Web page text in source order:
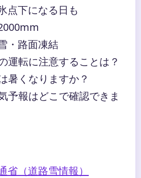
点下になる日も
・路面凍結
運転に注意することは？
暑くなりますか？
予報はどこで確認できま
省（道路雪情報）